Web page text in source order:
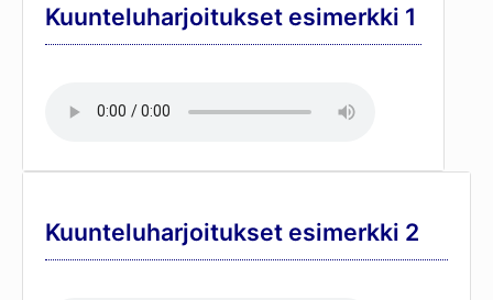
Kuunteluharjoitukset esimerkki 1
Kuunteluharjoitukset esimerkki 2